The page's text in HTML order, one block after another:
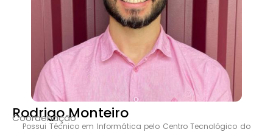
Rodrigo Monteiro
Coordenação
Possui Técnico em Informática pelo Centro Tecnológico do